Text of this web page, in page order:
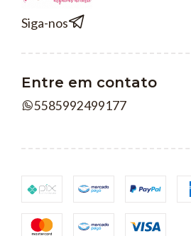
Siga-nos
Entre em contato
5585992499177